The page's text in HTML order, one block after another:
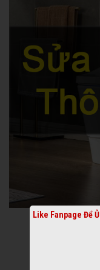
Like Fanpage Để